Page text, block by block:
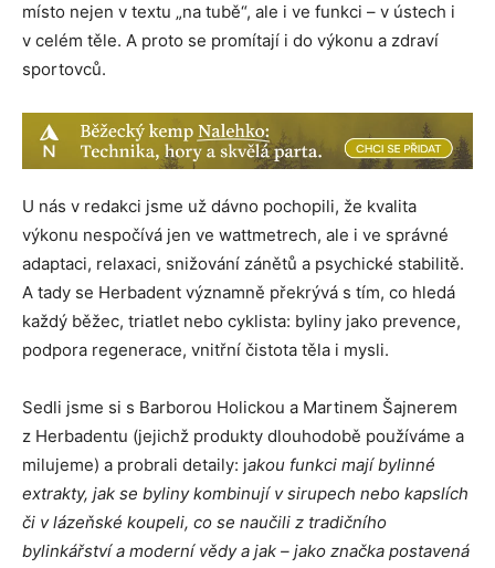
místo nejen v textu „na tubě“, ale i ve funkci – v ústech i
v celém těle. A proto se promítají i do výkonu a zdraví
sportovců.
U nás v redakci jsme už dávno pochopili, že kvalita
výkonu nespočívá jen ve wattmetrech, ale i ve správné
adaptaci, relaxaci, snižování zánětů a psychické stabilitě.
A tady se Herbadent významně překrývá s tím, co hledá
každý běžec, triatlet nebo cyklista: byliny jako prevence,
podpora regenerace, vnitřní čistota těla i mysli.
Sedli jsme si s Barborou Holickou a Martinem Šajnerem
z Herbadentu (jejichž produkty dlouhodobě používáme a
milujeme) a probrali detaily: jakou funkci mají bylinné
extrakty, jak se byliny kombinují v sirupech nebo kapslích
či v lázeňské koupeli, co se naučili z tradičního
bylinkářství a moderní vědy a jak – jako značka postavená